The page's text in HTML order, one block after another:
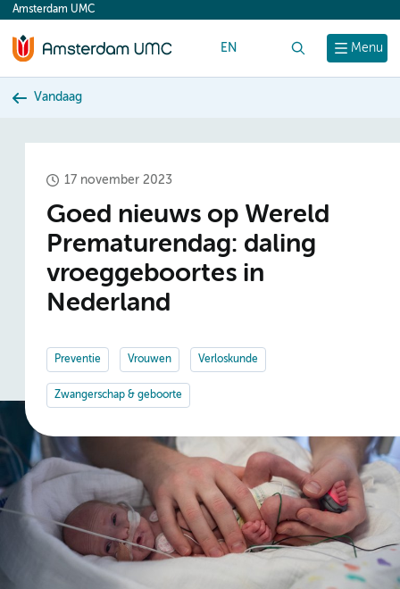
content
Menu
Amsterdam UMC
EN
Vandaag
17 november 2023
Goed nieuws op Wereld
Prematurendag: daling
vroeggeboortes in
Nederland
Preventie Vrouwen Verloskunde
Zwangerschap & geboorte